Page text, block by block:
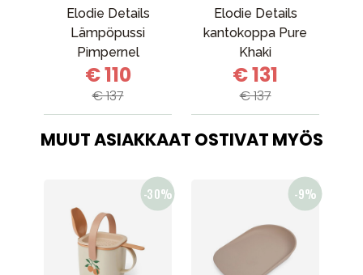
Elodie Details
Lämpöpussi
Pimpernel
€ 110
€ 137
Elodie Details
kantokoppa Pure
Khaki
€ 131
€ 137
MUUT ASIAKKAAT OSTIVAT MYÖS